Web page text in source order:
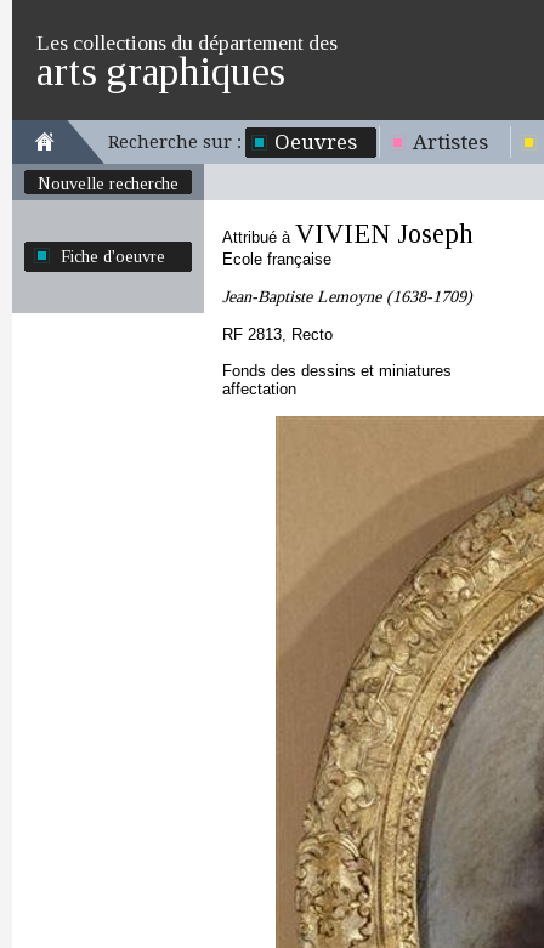
Les collections du département des
arts graphiques
Recherche sur : Oeuvres Artistes
Nouvelle recherche
Fiche d'oeuvre
Attribué à VIVIEN Joseph
Ecole française
Jean-Baptiste Lemoyne (1638-1709)
RF 2813, Recto
Fonds des dessins et miniatures
affectation